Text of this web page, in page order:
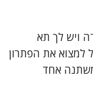
ויש לך תא
את הפתרון
אחד